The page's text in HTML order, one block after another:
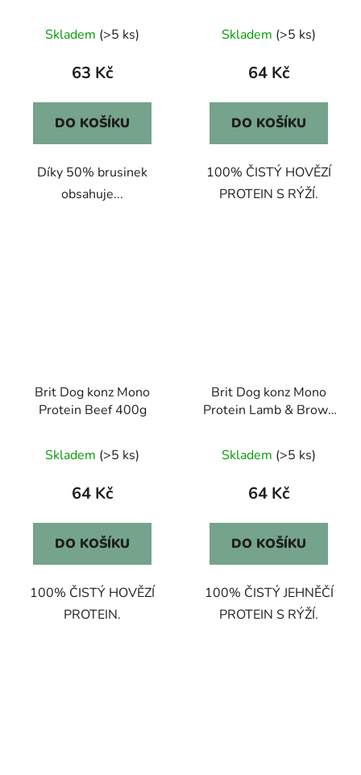
Skladem (>5 ks)
63 Kč
DO KOŠÍKU
Díky 50% brusinek
obsahuje...
Skladem (>5 ks)
64 Kč
DO KOŠÍKU
100% ČISTÝ HOVĚZÍ
PROTEIN S RÝŽÍ.
Brit Dog konz Mono
Protein Beef 400g
Skladem (>5 ks)
64 Kč
DO KOŠÍKU
100% ČISTÝ HOVĚZÍ
PROTEIN.
Brit Dog konz Mono
Protein Lamb & Brown
Skladem (>5 ks)
64 Kč
DO KOŠÍKU
100% ČISTÝ JEHNĚČÍ
PROTEIN S RÝŽÍ.